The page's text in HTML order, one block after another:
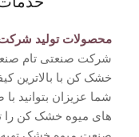
محصولات تولید
شرکت صنعتی تام
خشک کن با بالاترین
شما عزیزان بتوانید
های میوه خشک کن را